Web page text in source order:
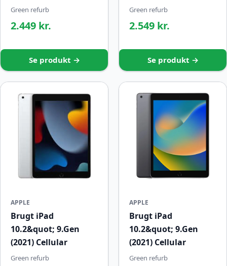
Green refurb
2.449 kr.
Se produkt →
Green refurb
2.549 kr.
Se produkt →
APPLE
Brugt iPad
10.2&quot; 9.Gen
(2021) Cellular
Green refurb
APPLE
Brugt iPad
10.2&quot; 9.Gen
(2021) Cellular
Green refurb